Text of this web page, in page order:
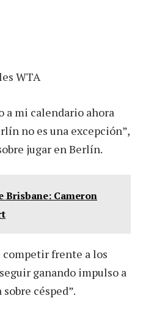
WTA
a mi calendario ahora
no es una excepción”,
jugar en Berlín.
Brisbane: Cameron
competir frente a los
ganando impulso a
césped”.